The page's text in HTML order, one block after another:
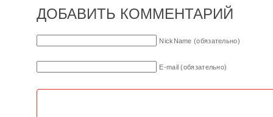
ДОБАВИТЬ КОММЕНТАРИЙ
NickName (обязательно)
E-mail (обязательно)